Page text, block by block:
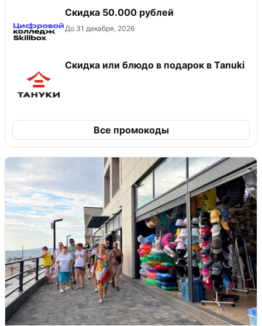
Скидка 50.000 рублей
До 31 декабря, 2026
Скидка или блюдо в подарок в Tanuki
Все промокоды